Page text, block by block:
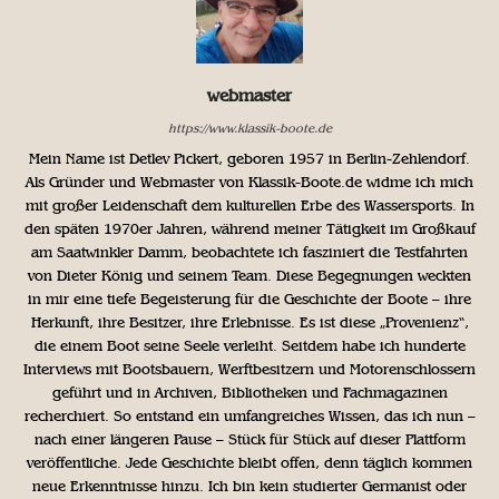
webmaster
https://www.klassik-boote.de
Mein Name ist Detlev Pickert, geboren 1957 in Berlin-Zehlendorf.
Als Gründer und Webmaster von Klassik-Boote.de widme ich mich
mit großer Leidenschaft dem kulturellen Erbe des Wassersports. In
den späten 1970er Jahren, während meiner Tätigkeit im Großkauf
am Saatwinkler Damm, beobachtete ich fasziniert die Testfahrten
von Dieter König und seinem Team. Diese Begegnungen weckten
in mir eine tiefe Begeisterung für die Geschichte der Boote – ihre
Herkunft, ihre Besitzer, ihre Erlebnisse. Es ist diese „Provenienz“,
die einem Boot seine Seele verleiht. Seitdem habe ich hunderte
Interviews mit Bootsbauern, Werftbesitzern und Motorenschlossern
geführt und in Archiven, Bibliotheken und Fachmagazinen
recherchiert. So entstand ein umfangreiches Wissen, das ich nun –
nach einer längeren Pause – Stück für Stück auf dieser Plattform
veröffentliche. Jede Geschichte bleibt offen, denn täglich kommen
neue Erkenntnisse hinzu. Ich bin kein studierter Germanist oder